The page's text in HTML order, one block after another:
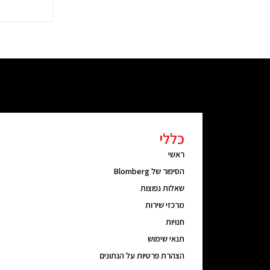
כללי
ראשי
הסיפור של Blomberg
שאלות נפוצות
מרכזי שירות
חנויות
תנאי שימוש
הצהרת פרטיות על הנתונים